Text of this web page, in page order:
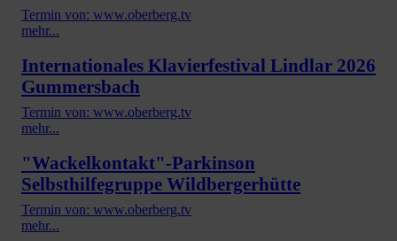
Termin von: www.oberberg.tv
mehr...
Internationales Klavierfestival Lindlar 2026
Gummersbach
Termin von: www.oberberg.tv
mehr...
"Wackelkontakt"-Parkinson
Selbsthilfegruppe Wildbergerhütte
Termin von: www.oberberg.tv
mehr...